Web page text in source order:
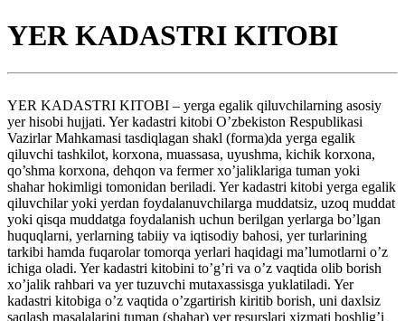
YER KADASTRI KITOBI
YER KADASTRI KITOBI – yerga egalik qiluvchilarning asosiy
yer hisobi hujjati. Yer kadastri kitobi O’zbekiston Respublikasi
Vazirlar Mahkamasi tasdiqlagan shakl (forma)da yerga egalik
qiluvchi tashkilot, korxona, muassasa, uyushma, kichik korxona,
qo’shma korxona, dehqon va fermer xo’jaliklariga tuman yoki
shahar hokimligi tomonidan beriladi. Yer kadastri kitobi yerga egalik
qiluvchilar yoki yerdan foydalanuvchilarga muddatsiz, uzoq muddat
yoki qisqa muddatga foydalanish uchun berilgan yerlarga bo’lgan
huquqlarni, yerlarning tabiiy va iqtisodiy bahosi, yer turlarining
tarkibi hamda fuqarolar tomorqa yerlari haqidagi ma’lumotlarni o’z
ichiga oladi. Yer kadastri kitobini to’g’ri va o’z vaqtida olib borish
xo’jalik rahbari va yer tuzuvchi mutaxassisga yuklatiladi. Yer
kadastri kitobiga o’z vaqtida o’zgartirish kiritib borish, uni daxlsiz
saqlash masalalarini tuman (shahar) yer resurslari xizmati boshlig’i